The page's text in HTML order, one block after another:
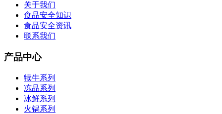
关于我们
食品安全知识
食品安全资讯
联系我们
产品中心
犊牛系列
冻品系列
冰鲜系列
火锅系列